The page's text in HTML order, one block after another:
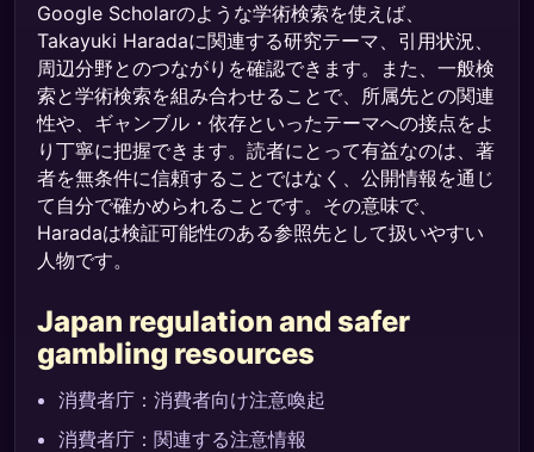
Google Scholarのような学術検索を使えば、
Takayuki Haradaに関連する研究テーマ、引用状況、
周辺分野とのつながりを確認できます。また、一般検
索と学術検索を組み合わせることで、所属先との関連
性や、ギャンブル・依存といったテーマへの接点をよ
り丁寧に把握できます。読者にとって有益なのは、著
者を無条件に信頼することではなく、公開情報を通じ
て自分で確かめられることです。その意味で、
Haradaは検証可能性のある参照先として扱いやすい
人物です。
Japan regulation and safer
gambling resources
消費者庁：消費者向け注意喚起
消費者庁：関連する注意情報